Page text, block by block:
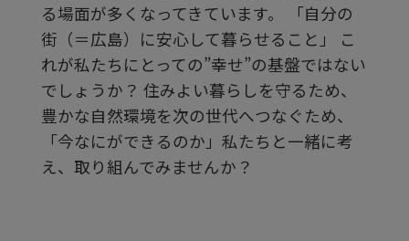
を
再
生
る場面が多くなってきています。 「自分の
街（＝広島）に安心して暮らせること」 こ
れが私たちにとっての”幸せ”の基盤ではない
でしょうか？ 住みよい暮らしを守るため、
豊かな自然環境を次の世代へつなぐため、
「今なにができるのか」私たちと一緒に考
え、取り組んでみませんか？